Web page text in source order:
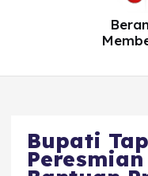
Bupati